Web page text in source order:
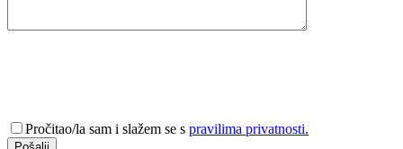
Pročitao/la sam i slažem se s pravilima privatnosti.